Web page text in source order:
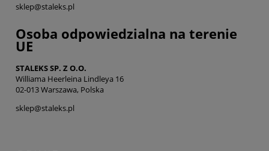
sklep@staleks.pl
Osoba odpowiedzialna na terenie
UE
STALEKS SP. Z O.O.
Williama Heerleina Lindleya 16
02-013 Warszawa, Polska
sklep@staleks.pl